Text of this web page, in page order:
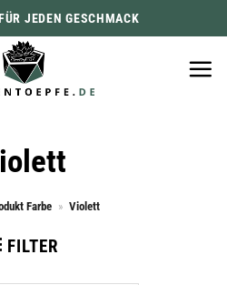
JEDEN GESCHMACK
Farbe » Violett
FILTER